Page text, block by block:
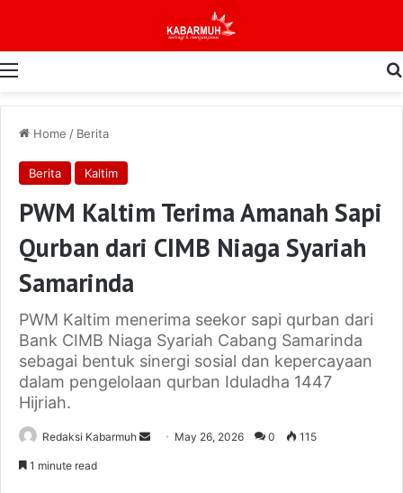
Menu
Home / Berita
Berita Kaltim
PWM Kaltim Terima Amanah Sapi
Qurban dari CIMB Niaga Syariah
Samarinda
PWM Kaltim menerima seekor sapi qurban dari
Bank CIMB Niaga Syariah Cabang Samarinda
sebagai bentuk sinergi sosial dan kepercayaan
dalam pengelolaan qurban Iduladha 1447
Hijriah.
Redaksi Kabarmuh
Send May 26, 2026 0 115
1 minute read